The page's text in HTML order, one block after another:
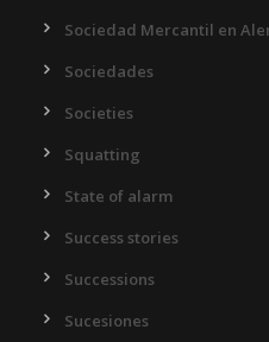
Sociedad Mercantil en
Sociedades
Societies
Squatting
State of alarm
Success stories
Successions
Sucesiones